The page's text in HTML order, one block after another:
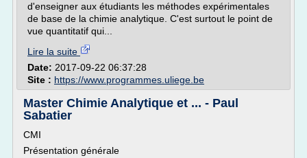
d'enseigner aux étudiants les méthodes expérimentales
de base de la chimie analytique. C'est surtout le point de
vue quantitatif qui...
Lire la suite
Date: 2017-09-22 06:37:28
Site : https://www.programmes.uliege.be
Master Chimie Analytique et ... - Paul
Sabatier
CMI
Présentation générale